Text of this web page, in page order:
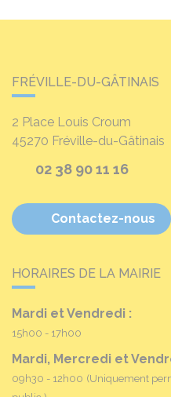
FRÉVILLE-DU-GÂTINAIS
2 Place Louis Croum
45270 Fréville-du-Gâtinais
02 38 90 11 16
Contactez-nous
HORAIRES DE LA MAIRIE
Mardi et Vendredi :
15h00 - 17h00
Mardi, Mercredi et
09h30 - 12h00 (Uniquement